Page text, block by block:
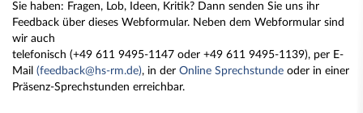
Sie haben: Fragen, Lob, Ideen, Kritik? Dann senden Sie uns ihr
Feedback über dieses Webformular. Neben dem Webformular sind
wir auch
telefonisch (+49 611 9495-1147 oder +49 611 9495-1139), per E-
Mail (feedback@hs-rm.de), in der Online Sprechstunde oder in einer
Präsenz-Sprechstunden erreichbar.